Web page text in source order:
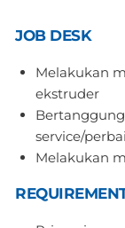
JOB DESK
Melakukan
ekstruder
service/
Melakukan